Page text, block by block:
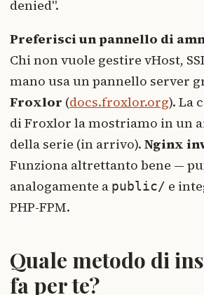
denied".
Preferisci un pannello di
Chi non vuole gestire vHost,
mano usa un pannello server
Froxlor (docs.froxlor.org). La
di Froxlor la mostriamo in un
della serie (in arrivo). Nginx
Funziona altrettanto bene —
analogamente a public/ e
PHP-FPM.
Quale metodo di
fa per te?